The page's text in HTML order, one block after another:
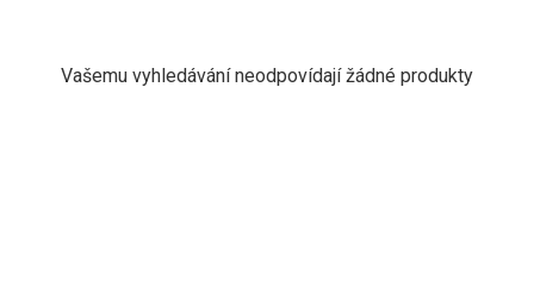
Vašemu vyhledávání neodpovídají žádné produkty